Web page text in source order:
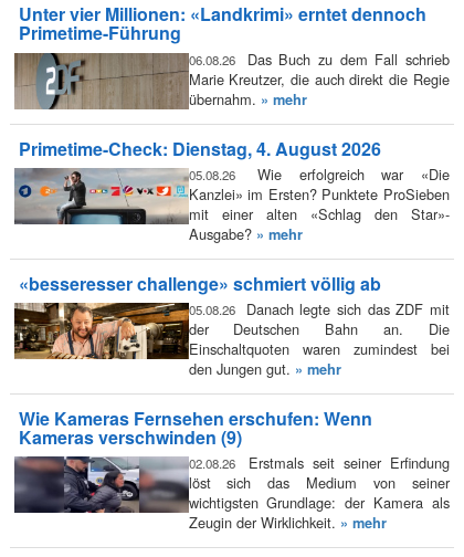
Unter vier Millionen: «Landkrimi» erntet dennoch
Primetime-Führung
06.08.26
Das Buch zu dem Fall schrieb
Marie Kreutzer, die auch direkt die Regie
übernahm. » mehr
Primetime-Check: Dienstag, 4. August 2026
05.08.26
Wie erfolgreich war «Die
Kanzlei» im Ersten? Punktete ProSieben
mit einer alten «Schlag den Star»-
Ausgabe? » mehr
«besseresser challenge» schmiert völlig ab
05.08.26
Danach legte sich das ZDF mit
der Deutschen Bahn an. Die
Einschaltquoten waren zumindest bei
den Jungen gut. » mehr
Wie Kameras Fernsehen erschufen: Wenn
Kameras verschwinden (9)
02.08.26
Erstmals seit seiner Erfindung
löst sich das Medium von seiner
wichtigsten Grundlage: der Kamera als
Zeugin der Wirklichkeit. » mehr